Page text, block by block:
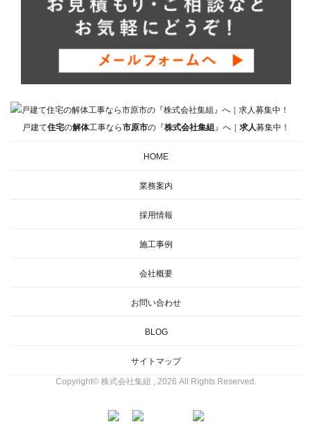
戸建て住宅の解体工事なら市原市の『株式会社集組 』へ｜ 求人募集中！
HOME
業務案内
採用情報
施工事例
会社概要
お問い合わせ
BLOG
サイトマップ
Copyright© 株式会社集組 , 2026 All Rights Reserved.